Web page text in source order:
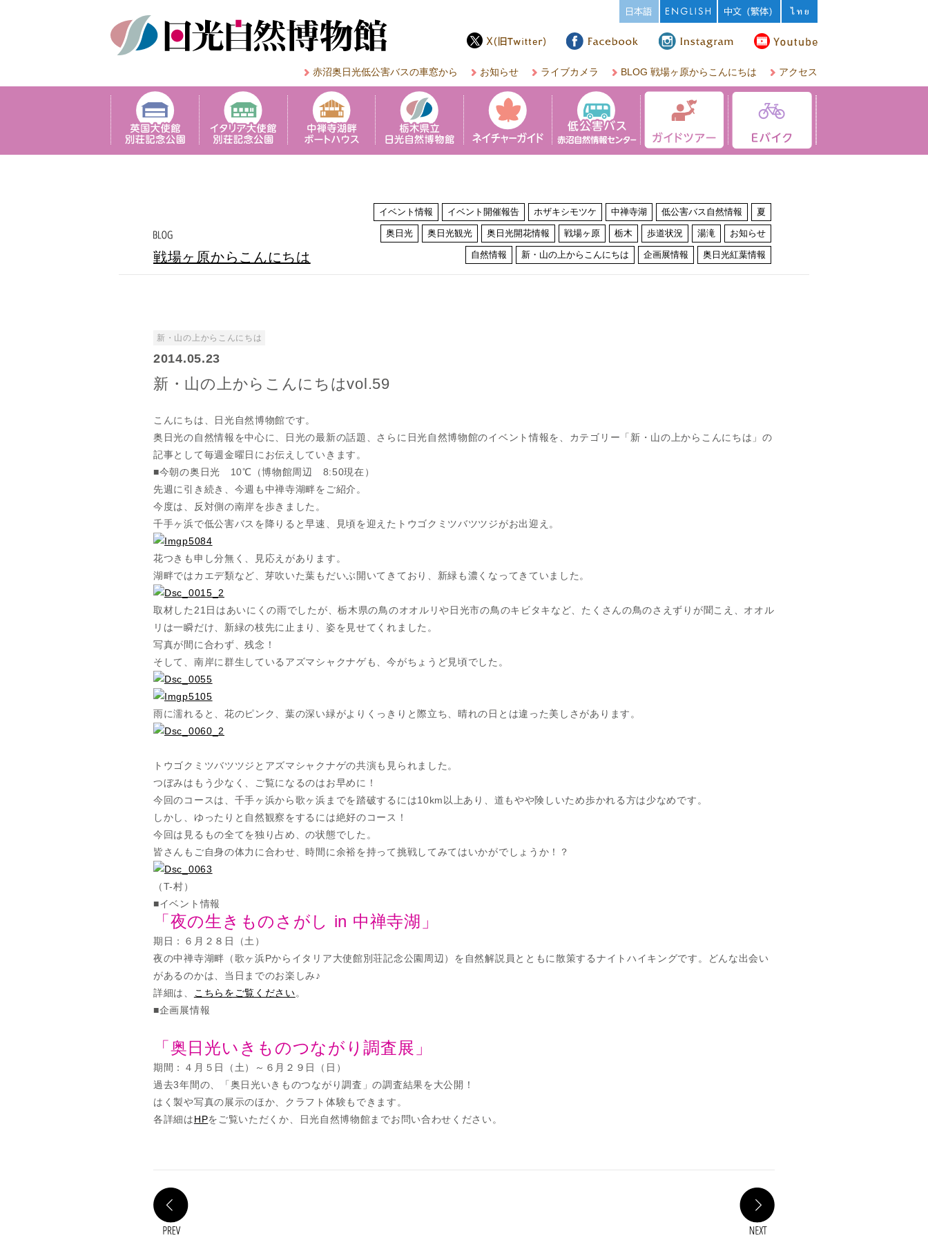
赤沼奥日光低公害バスの車窓から お知らせ ライブカメラ BLOG 戦場ヶ原からこんにちは アクセス
戦場ヶ原からこんにちは
イベント情報 イベント開催報告 ホザキシモツケ 中禅寺湖 低公害バス自然情報 夏
奥日光 奥日光観光 奥日光開花情報 戦場ヶ原 栃木 歩道状況 湯滝 お知らせ
自然情報 新・山の上からこんにちは 企画展情報 奥日光紅葉情報
新・山の上からこんにちは
2014.05.23
新・山の上からこんにちはvol.59
こんにちは、日光自然博物館です。
奥日光の自然情報を中心に、日光の最新の話題、さらに日光自然博物館のイベント情報を、カテゴリー「新・山の上からこんにちは」の
記事として毎週金曜日にお伝えしていきます。
■今朝の奥日光 10℃（博物館周辺 8:50現在）
先週に引き続き、今週も中禅寺湖畔をご紹介。
今度は、反対側の南岸を歩きました。
千手ヶ浜で低公害バスを降りると早速、見頃を迎えたトウゴクミツバツツジがお出迎え。
花つきも申し分無く、見応えがあります。
湖畔ではカエデ類など、芽吹いた葉もだいぶ開いてきており、新緑も濃くなってきていました。
取材した21日はあいにくの雨でしたが、栃木県の鳥のオオルリや日光市の鳥のキビタキなど、たくさんの鳥のさえずりが聞こえ、オオル
リは一瞬だけ、新緑の枝先に止まり、姿を見せてくれました。
写真が間に合わず、残念！
そして、南岸に群生しているアズマシャクナゲも、今がちょうど見頃でした。
雨に濡れると、花のピンク、葉の深い緑がよりくっきりと際立ち、晴れの日とは違った美しさがあります。
トウゴクミツバツツジとアズマシャクナゲの共演も見られました。
つぼみはもう少なく、ご覧になるのはお早めに！
今回のコースは、千手ヶ浜から歌ヶ浜までを踏破するには10km以上あり、道もやや険しいため歩かれる方は少なめです。
しかし、ゆったりと自然観察をするには絶好のコース！
今回は見るもの全てを独り占め、の状態でした。
皆さんもご自身の体力に合わせ、時間に余裕を持って挑戦してみてはいかがでしょうか！？
（T-村）
■イベント情報
「夜の生きものさがし in 中禅寺湖」
期日：６月２８日（土）
夜の中禅寺湖畔（歌ヶ浜Pからイタリア大使館別荘記念公園周辺）を自然解説員とともに散策するナイトハイキングです。どんな出会い
があるのかは、当日までのお楽しみ♪
詳細は、
こちらをご覧ください。
■企画展情報
「奥日光いきものつながり調査展」
期間：４月５日（土）～６月２９日（日）
過去3年間の、「奥日光いきものつながり調査」の調査結果を大公開！
はく製や写真の展示のほか、クラフト体験もできます。
各詳細はHPをご覧いただくか、日光自然博物館までお問い合わせください。